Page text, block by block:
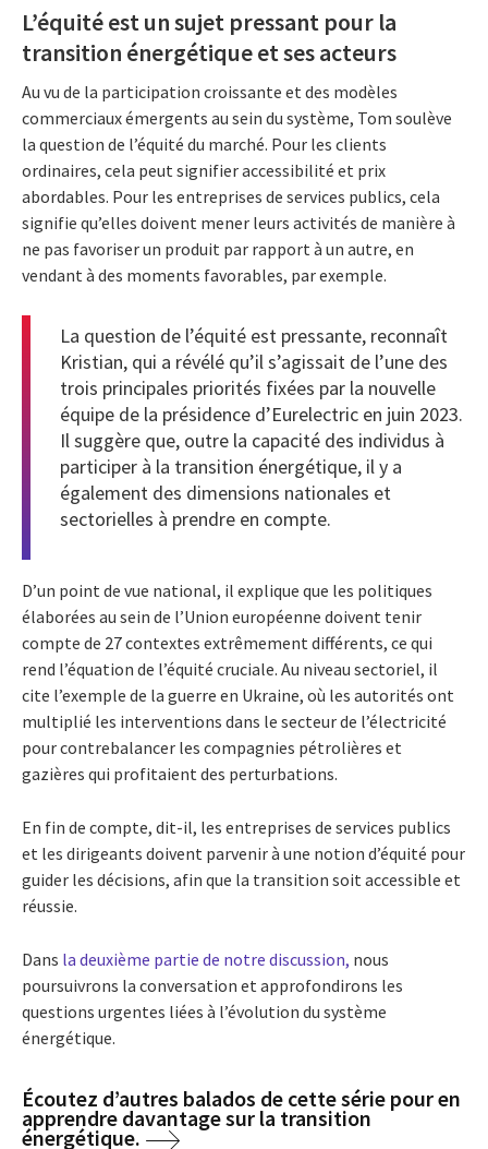
L’équité est un sujet pressant pour la
transition énergétique et ses acteurs
Au vu de la participation croissante et des modèles
commerciaux émergents au sein du système, Tom soulève
la question de l’équité du marché. Pour les clients
ordinaires, cela peut signifier accessibilité et prix
abordables. Pour les entreprises de services publics, cela
signifie qu’elles doivent mener leurs activités de manière à
ne pas favoriser un produit par rapport à un autre, en
vendant à des moments favorables, par exemple.
La question de l’équité est pressante, reconnaît
Kristian, qui a révélé qu’il s’agissait de l’une des
trois principales priorités fixées par la nouvelle
équipe de la présidence d’Eurelectric en juin 2023.
Il suggère que, outre la capacité des individus à
participer à la transition énergétique, il y a
également des dimensions nationales et
sectorielles à prendre en compte.
D’un point de vue national, il explique que les politiques
élaborées au sein de l’Union européenne doivent tenir
compte de 27 contextes extrêmement différents, ce qui
rend l’équation de l’équité cruciale. Au niveau sectoriel, il
cite l’exemple de la guerre en Ukraine, où les autorités ont
multiplié les interventions dans le secteur de l’électricité
pour contrebalancer les compagnies pétrolières et
gazières qui profitaient des perturbations.
En fin de compte, dit-il, les entreprises de services publics
et les dirigeants doivent parvenir à une notion d’équité pour
guider les décisions, afin que la transition soit accessible et
réussie.
Dans la deuxième partie de notre discussion, nous
poursuivrons la conversation et approfondirons les
questions urgentes liées à l’évolution du système
énergétique.
Écoutez d’autres balados de cette série pour en
apprendre davantage sur la transition
énergétique.